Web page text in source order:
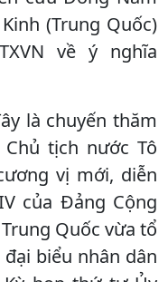
(Trung Quốc)
về ý nghĩa
là chuyến thăm
tịch nước Tô
vị mới, diễn
của Đảng Cộng
Quốc vừa tổ
biểu nhân dân